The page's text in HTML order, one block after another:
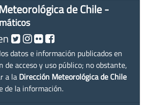
de Chile -
datos e información publicados en
de acceso y uso público; no obstante,
a la Dirección Meteorológica de Chile
de la información.